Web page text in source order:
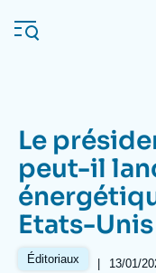
au
contenu
Navigation
principale
L'Ifri
Analyses
Le
peut-il
Etats-Unis
Éditoriaux |
Date
13/01/